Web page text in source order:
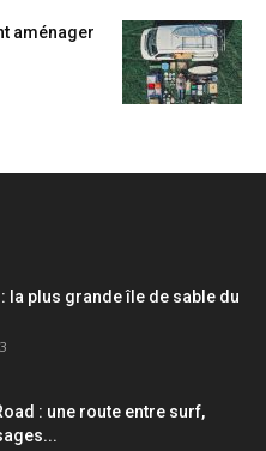
aménager
la plus grande île de sable du
: une route entre surf,